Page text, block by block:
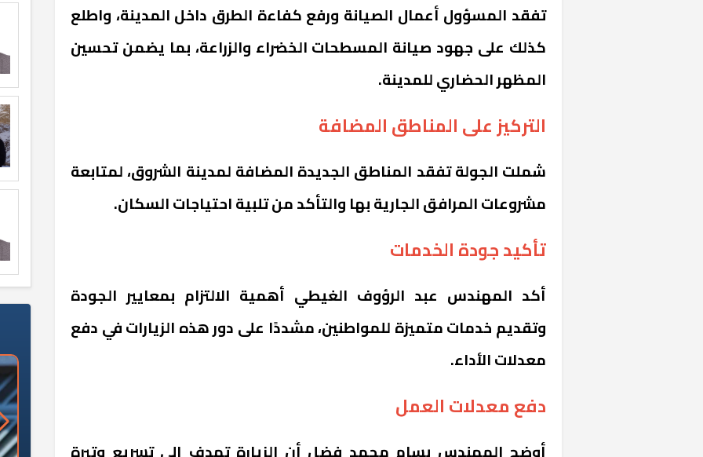
تفقد المسؤول أعمال الصيانة ورفع كفاءة الطرق داخل المدينة، واطلع
كذلك على جهود صيانة المسطحات الخضراء والزراعة، بما يضمن تحسين
المظهر الحضاري للمدينة.
التركيز على المناطق المضافة
شملت الجولة تفقد المناطق الجديدة المضافة لمدينة الشروق، لمتابعة
مشروعات المرافق الجارية بها والتأكد من تلبية احتياجات السكان.
تأكيد جودة الخدمات
أكد المهندس عبد الرؤوف الغيطي أهمية الالتزام بمعايير الجودة
وتقديم خدمات متميزة للمواطنين، مشددًا على دور هذه الزيارات في دفع
معدلات الأداء.
دفع معدلات العمل